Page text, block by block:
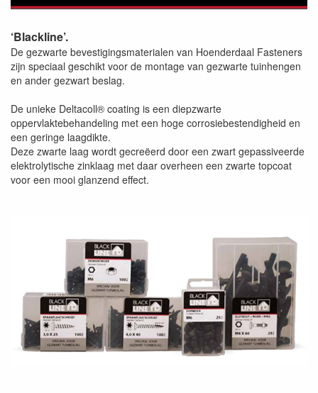
‘Blackline’.
De gezwarte bevestigingsmaterialen van Hoenderdaal Fasteners
zijn speciaal geschikt voor de montage van gezwarte tuinhengen
en ander gezwart beslag.
De unieke Deltacoll® coating is een diepzwarte
oppervlaktebehandeling met een hoge corrosiebestendigheid en
een geringe laagdikte.
Deze zwarte laag wordt gecreëerd door een zwart gepassiveerde
elektrolytische zinklaag met daar overheen een zwarte topcoat
voor een mooi glanzend effect.